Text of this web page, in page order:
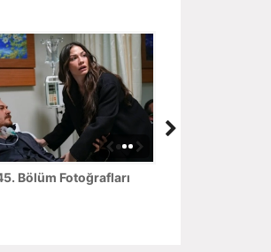
Bölüm Fotoğrafları